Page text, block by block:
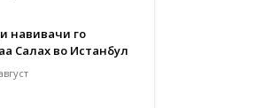
навивачи го
Салах во Истанбул